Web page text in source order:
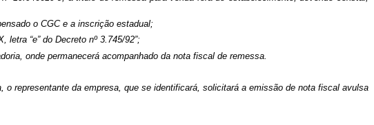
o CGC e a inscrição estadual;
“e” do Decreto nº 3.745/92”;
onde permanecerá acompanhado da nota fiscal de remessa.
representante da empresa, que se identificará, solicitará a emissão de nota fiscal avulsa